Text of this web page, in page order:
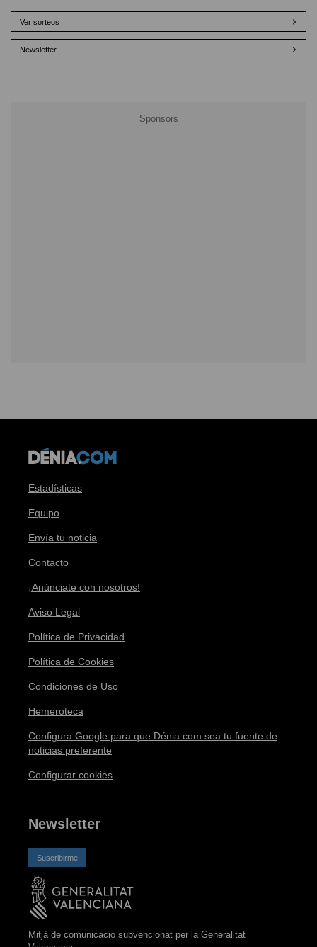
Ver sorteos
Newsletter
Estadísticas
Equipo
Envía tu noticia
Contacto
¡Anúnciate con nosotros!
Aviso Legal
Política de Privacidad
Política de Cookies
Condiciones de Uso
Hemeroteca
Configura Google para que Dénia.com sea tu fuente de
noticias preferente
Configurar cookies
Newsletter
Suscribirme
Mitjà de comunicació subvencionat per la Generalitat